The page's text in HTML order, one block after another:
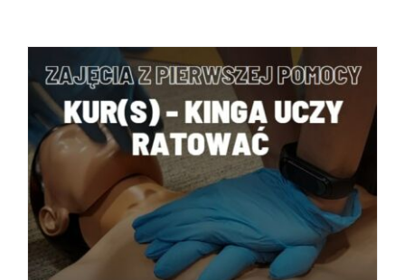
BOOK / SZCZEGÓŁY